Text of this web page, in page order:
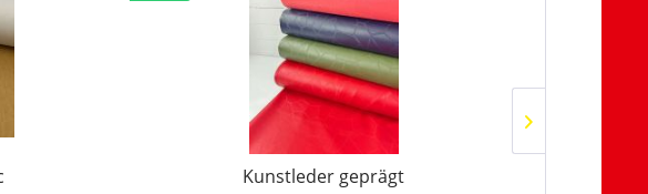
Kunstleder geprägt